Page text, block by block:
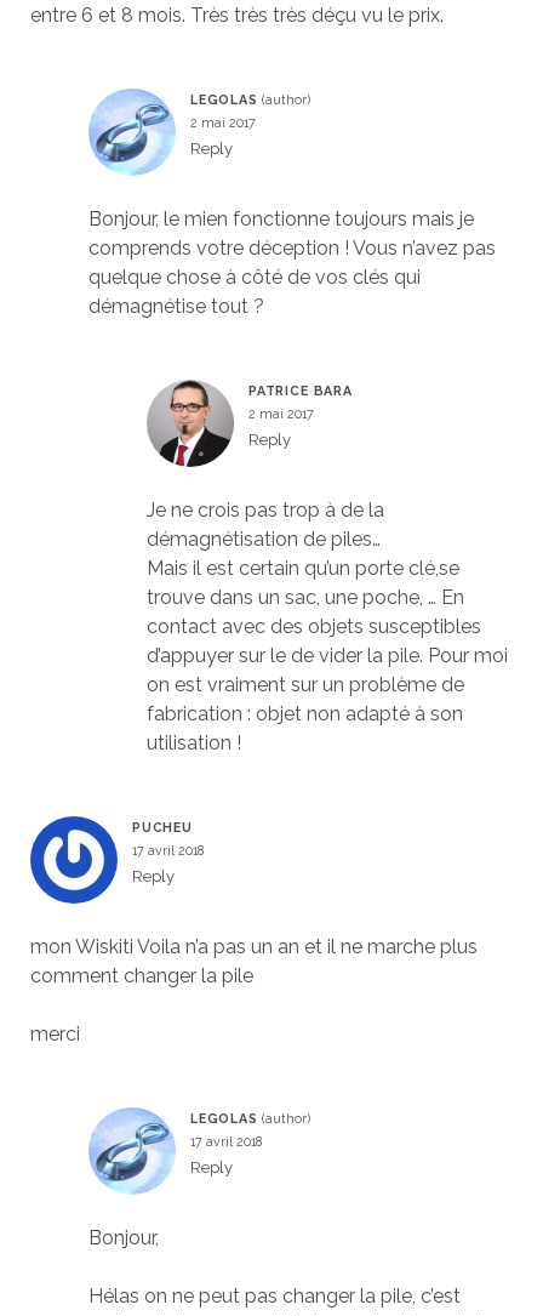
entre 6 et 8 mois. Très très très déçu vu le prix.
LEGOLAS
2 mai 2017
Reply
Bonjour, le mien fonctionne toujours mais je
comprends votre déception ! Vous n’avez pas
quelque chose à côté de vos clés qui
démagnétise tout ?
PATRICE BARA
2 mai 2017
Reply
Je ne crois pas trop à de la
démagnétisation de piles…
Mais il est certain qu’un porte clé,se
trouve dans un sac, une poche, … En
contact avec des objets susceptibles
d’appuyer sur le de vider la pile. Pour moi
on est vraiment sur un problème de
fabrication : objet non adapté à son
utilisation !
PUCHEU
17 avril 2018
Reply
mon Wiskiti Voila n’a pas un an et il ne marche plus
comment changer la pile
merci
LEGOLAS
17 avril 2018
Reply
Bonjour,
Hélas on ne peut pas changer la pile, c’est